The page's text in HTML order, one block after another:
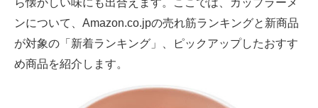
ITの今と未来を見通す
スマホと通信の最新トレンド
進化するPCとデバイスの未来
好きが集まる 比べて選べる
ら懐かしい味にも出合えます。ここでは、カップラーメ
ンについて、Amazon.co.jpの売れ筋ランキングと新商品
が対象の「新着ランキング」、ピックアップしたおすす
め商品を紹介します。